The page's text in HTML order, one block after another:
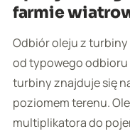
farmie
Odbiór oleju z
od typowego odbioru
turbiny znajduje się
poziomem terenu.
multiplikatora do